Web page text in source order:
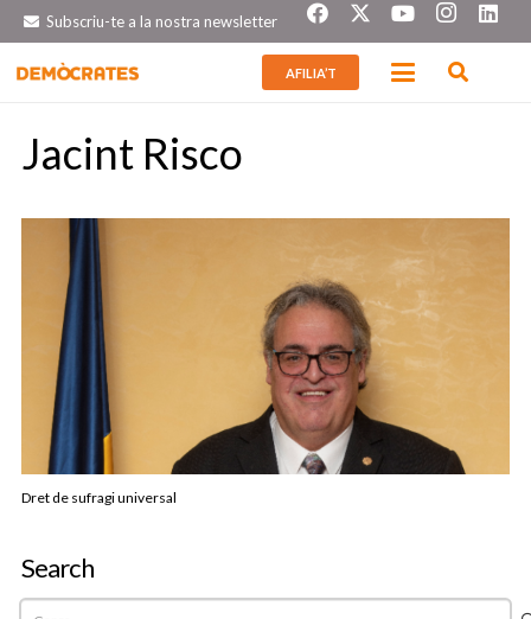
Subscriu-te a la nostra newsletter
AFILIA’T
Jacint Risco
Dret de sufragi universal
Search
Cerca: